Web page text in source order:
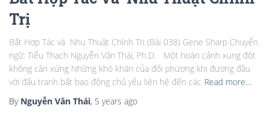
Trị
Bất Hợp Tác và Nhu Thuật Chính Trị (Bài 038) Gene Sharp Chuyển
ngữ: Tiểu Thạch Nguyễn Văn Thái, Ph.D. Một hoàn cảnh xung đột
không cân xứng Những khó khăn của đối phương khi đương đầu
với đấu tranh bất bạo động chủ yếu liên hệ đến các Read more…
By Nguyễn Văn Thái, 5 years ago